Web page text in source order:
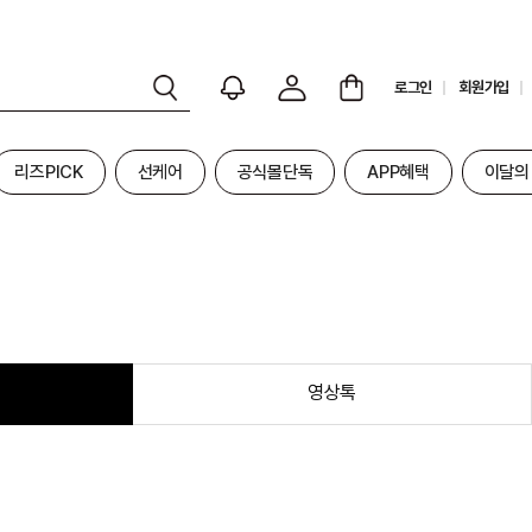
로그인 회원가입
리즈PICK 선케어 공식몰단독 APP혜택 이달
영상톡